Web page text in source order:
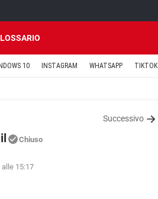
10 INSTAGRAM WHATSAPP TIKTOK
Successivo
Chiuso
15:17